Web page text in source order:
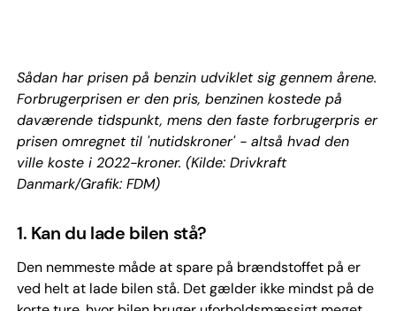
Sådan har prisen på benzin udviklet sig gennem årene.
Forbrugerprisen er den pris, benzinen kostede på
daværende tidspunkt, mens den faste forbrugerpris er
prisen omregnet til 'nutidskroner' - altså hvad den
ville koste i 2022-kroner. (Kilde: Drivkraft
Danmark/Grafik: FDM)
1. Kan du lade bilen stå?
Den nemmeste måde at spare på brændstoffet på er
ved helt at lade bilen stå. Det gælder ikke mindst på de